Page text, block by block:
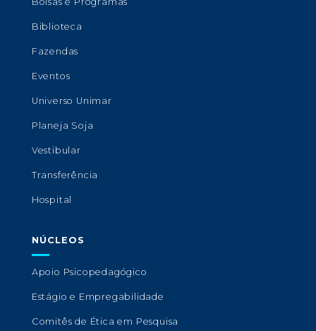
Biblioteca
Fazendas
Eventos
Universo Unimar
Planeja Soja
Vestibular
Transferência
Hospital
NÚCLEOS
Apoio Psicopedagógico
Estágio e Empregabilidade
Comitês de Ética em Pesquisa